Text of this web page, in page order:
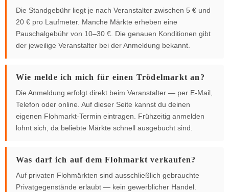
Die Standgebühr liegt je nach Veranstalter zwischen 5 € und
20 € pro Laufmeter. Manche Märkte erheben eine
Pauschalgebühr von 10–30 €. Die genauen Konditionen gibt
der jeweilige Veranstalter bei der Anmeldung bekannt.
Wie melde ich mich für einen Trödelmarkt an?
Die Anmeldung erfolgt direkt beim Veranstalter — per E-Mail,
Telefon oder online. Auf dieser Seite kannst du deinen
eigenen Flohmarkt-Termin eintragen. Frühzeitig anmelden
lohnt sich, da beliebte Märkte schnell ausgebucht sind.
Was darf ich auf dem Flohmarkt verkaufen?
Auf privaten Flohmärkten sind ausschließlich gebrauchte
Privatgegenstände erlaubt — kein gewerblicher Handel.